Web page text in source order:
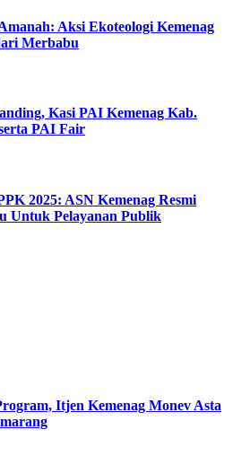
Aksi Ekoteologi Kemenag
Merbabu
Kasi PAI Kemenag Kab.
PAI Fair
2025: ASN Kemenag Resmi
Untuk Pelayanan Publik
Itjen Kemenag Monev Asta